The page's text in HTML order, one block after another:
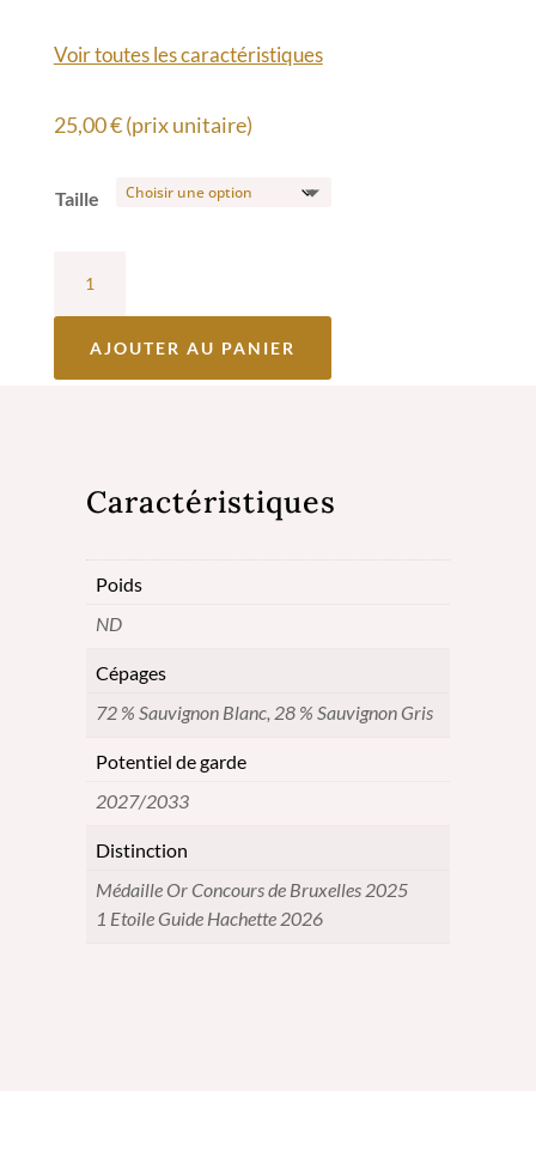
Voir toutes les caractéristiques
25,00€(prix unitaire)
Taille
Château
Alexandre
Pessac-
Léognan
AJOUTER AU PANIER
Caractéristiques
Poids
ND
Cépages
72 % Sauvignon Blanc, 28 % Sauvignon Gris
Potentiel de garde
2027/2033
Distinction
Médaille Or Concours de Bruxelles 2025
1 Etoile Guide Hachette 2026